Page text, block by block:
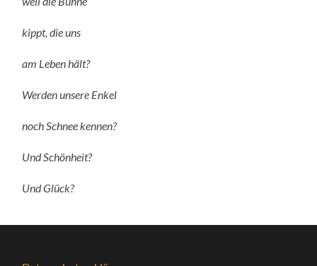
kippt, die uns
am Leben hält?
Werden unsere Enkel
noch Schnee kennen?
Und Schönheit?
Und Glück?